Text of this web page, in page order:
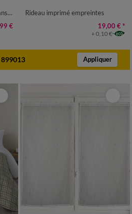
Vase rond céramique, double anses - hauteur 29,5 cm
€
Rideau imprimé empreintes
19,00 € *
+ 0,10 €
899013 Appliquer